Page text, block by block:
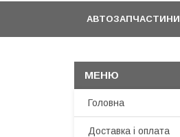
АВТОЗАПЧАСТИНИ
Головна
Доставка і оплата